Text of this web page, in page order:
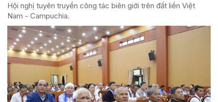
Hội nghị tuyên truyền công tác biên giới trên đất liền Việt
Nam - Campuchia.